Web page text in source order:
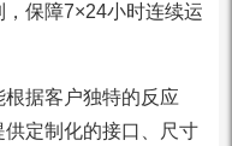
保障7×24小时连续运
根据客户独特的反应
定制化的接口、尺寸